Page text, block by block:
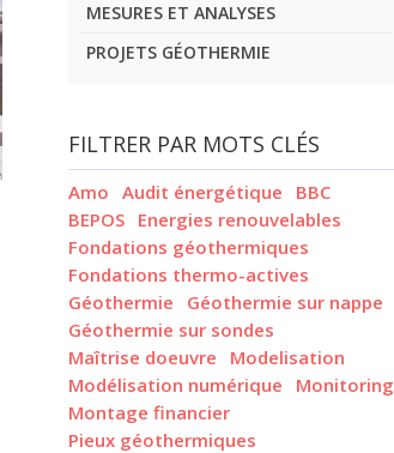
MESURES ET ANALYSES
PROJETS GÉOTHERMIE
FILTRER PAR MOTS CLÉS
Amo Audit énergétique
BBC
BEPOS Energies renouvelables
Fondations géothermiques
Fondations thermo-actives
Géothermie
Géothermie sur nappe
Géothermie sur sondes
Maîtrise doeuvre
Modelisation
Modélisation numérique
Monitoring
Montage financier
Pieux géothermiques